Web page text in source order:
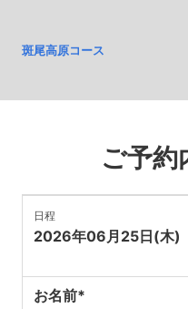
斑尾高原コース
ご予約
日程
2026年06月25日(木)
お名前*